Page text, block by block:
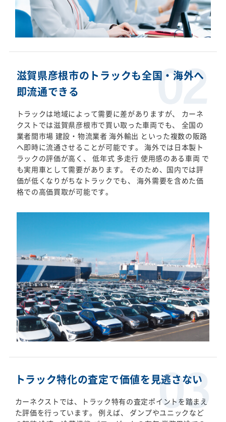
滋賀県彦根市のトラックも全国・海外へ
即流通できる
トラックは地域によって需要に差がありますが、 カーネ
クストでは滋賀県彦根市で買い取った車両でも、 全国の
業者間市場 建設・物流業者 海外輸出 といった複数の販路
へ即時に流通させることが可能です。 海外では日本製ト
ラックの評価が高く、 低年式 多走行 使用感のある車両 で
も実用車として需要があります。 そのため、国内では評
価が低くなりがちなトラックでも、 海外需要を含めた価
格での高価買取が可能です。
トラック特化の査定で価値を見逃さない
カーネクストでは、トラック特有の査定ポイントを踏まえ
た評価を行っています。 例えば、 ダンプやユニックなど